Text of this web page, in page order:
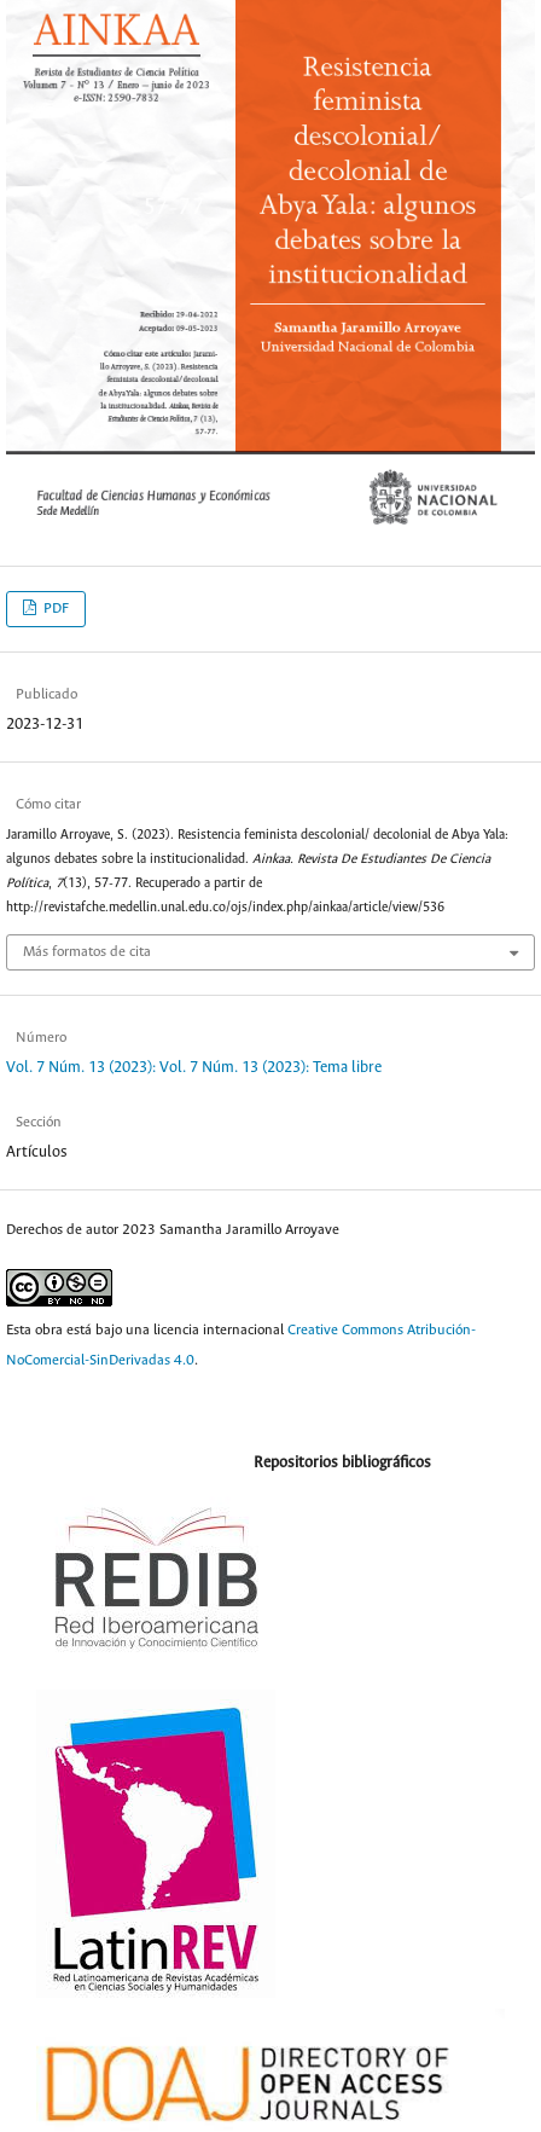
PDF
Publicado
2023-12-31
Cómo citar
Jaramillo Arroyave, S. (2023). Resistencia feminista descolonial/ decolonial de Abya Yala:
algunos debates sobre la institucionalidad. Ainkaa. Revista De Estudiantes De Ciencia
Política, 7(13), 57-77. Recuperado a partir de
http://revistafche.medellin.unal.edu.co/ojs/index.php/ainkaa/article/view/536
Más formatos de cita
Número
Vol. 7 Núm. 13 (2023): Vol. 7 Núm. 13 (2023): Tema libre
Sección
Artículos
Derechos de autor 2023 Samantha Jaramillo Arroyave
Esta obra está bajo una licencia internacional Creative Commons Atribución-
NoComercial-SinDerivadas 4.0.
Repositorios bibliográficos